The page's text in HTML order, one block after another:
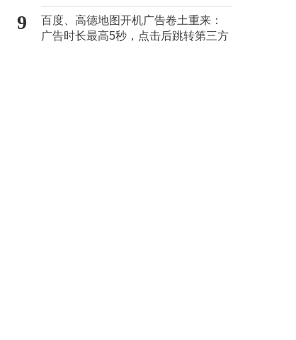
发的负循环
9
百度、高德地图开机广告卷土重来：
广告时长最高5秒，点击后跳转第三方